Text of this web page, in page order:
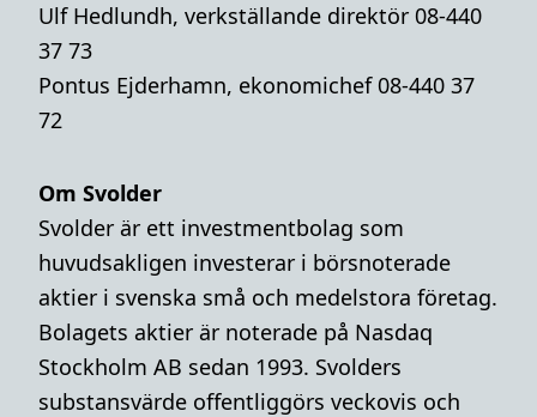
Ulf Hedlundh, verkställande direktör 08-440
37 73
Pontus Ejderhamn, ekonomichef 08-440 37
72
Om Svolder
Svolder är ett investmentbolag som
huvudsakligen investerar i börsnoterade
aktier i svenska små och medelstora företag.
Bolagets aktier är noterade på Nasdaq
Stockholm AB sedan 1993. Svolders
substansvärde offentliggörs veckovis och